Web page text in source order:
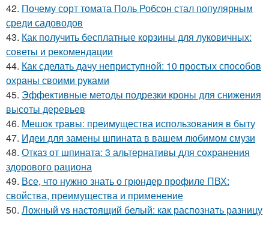
42. Почему сорт томата Поль Робсон стал популярным
среди садоводов
43. Как получить бесплатные корзины для луковичных:
советы и рекомендации
44. Как сделать дачу неприступной: 10 простых способов
охраны своими руками
45. Эффективные методы подрезки кроны для снижения
высоты деревьев
46. Мешок травы: преимущества использования в быту
47. Идеи для замены шпината в вашем любимом смузи
48. Отказ от шпината: 3 альтернативы для сохранения
здорового рациона
49. Все, что нужно знать о грюндер профиле ПВХ:
свойства, преимущества и применение
50. Ложный vs настоящий белый: как распознать разницу